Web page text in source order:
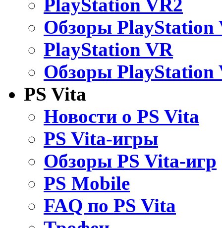
PlayStation VR2
Обзоры PlayStation
PlayStation VR
Обзоры PlayStation
PS Vita
Новости о PS Vita
PS Vita-игры
Обзоры PS Vita-игр
PS Mobile
FAQ по PS Vita